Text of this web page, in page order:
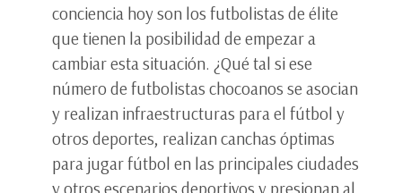
conciencia hoy son los futbolistas de élite
que tienen la posibilidad de empezar a
cambiar esta situación. ¿Qué tal si ese
número de futbolistas chocoanos se asocian
y realizan infraestructuras para el fútbol y
otros deportes, realizan canchas óptimas
para jugar fútbol en las principales ciudades
y otros escenarios deportivos y presionan al